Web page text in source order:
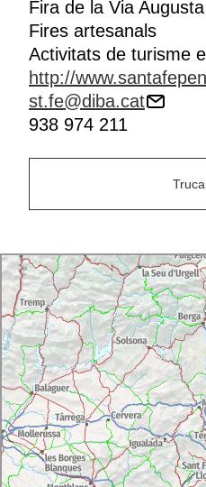
Fira de la Via Augusta
Fires artesanals
Activitats de turisme
http://
st.fe@diba.cat
938 974 211